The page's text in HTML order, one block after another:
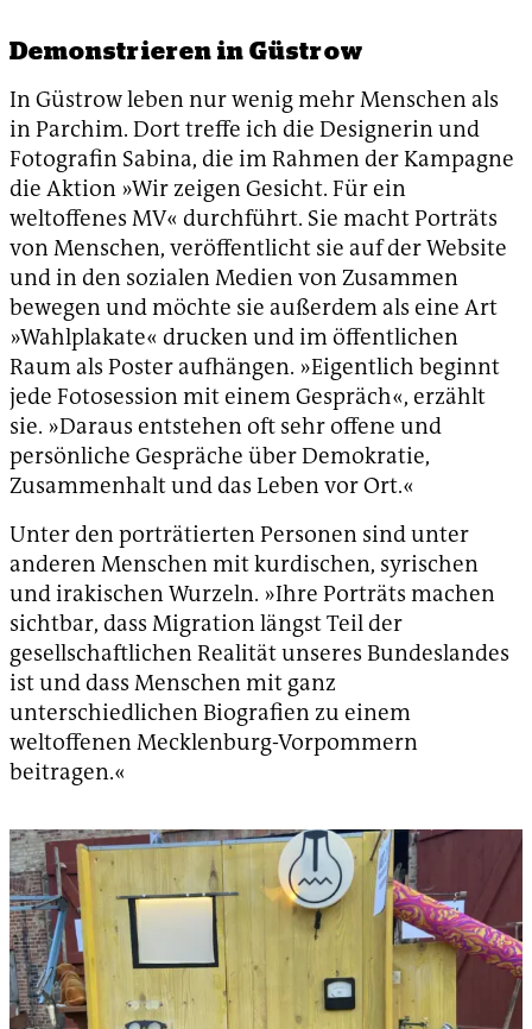
Demonstrieren in Güstrow
In Güstrow leben nur wenig mehr Menschen als
in Parchim. Dort treffe ich die Designerin und
Fotografin Sabina, die im Rahmen der Kampagne
die Aktion »Wir zeigen Gesicht. Für ein
weltoffenes MV« durchführt. Sie macht Porträts
von Menschen, veröffentlicht sie auf der Website
und in den sozialen Medien von Zusammen
bewegen und möchte sie außerdem als eine Art
»Wahlplakate« drucken und im öffentlichen
Raum als Poster aufhängen. »Eigentlich beginnt
jede Fotosession mit einem Gespräch«, erzählt
sie. »Daraus entstehen oft sehr offene und
persönliche Gespräche über Demokratie,
Zusammenhalt und das Leben vor Ort.«
Unter den porträtierten Personen sind unter
anderen Menschen mit kurdischen, syrischen
und irakischen Wurzeln. »Ihre Porträts machen
sichtbar, dass Migration längst Teil der
gesellschaftlichen Realität unseres Bundeslandes
ist und dass Menschen mit ganz
unterschiedlichen Biografien zu einem
weltoffenen Mecklenburg-Vorpommern
beitragen.«